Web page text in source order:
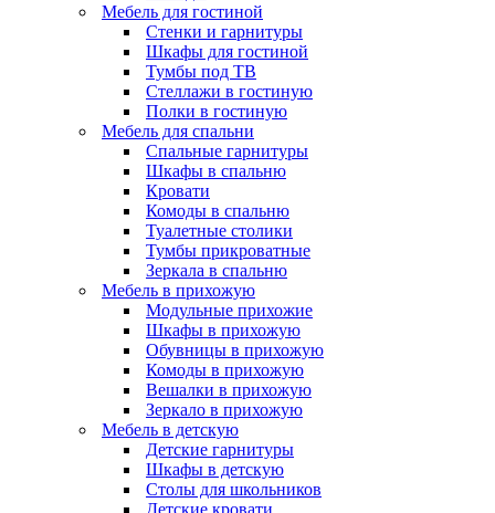
Мебель для гостиной
Стенки и гарнитуры
Шкафы для гостиной
Тумбы под ТВ
Стеллажи в гостиную
Полки в гостиную
Мебель для спальни
Спальные гарнитуры
Шкафы в спальню
Кровати
Комоды в спальню
Туалетные столики
Тумбы прикроватные
Зеркала в спальню
Мебель в прихожую
Модульные прихожие
Шкафы в прихожую
Обувницы в прихожую
Комоды в прихожую
Вешалки в прихожую
Зеркало в прихожую
Мебель в детскую
Детские гарнитуры
Шкафы в детскую
Столы для школьников
Детские кровати